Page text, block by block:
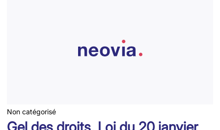
Non catégorisé